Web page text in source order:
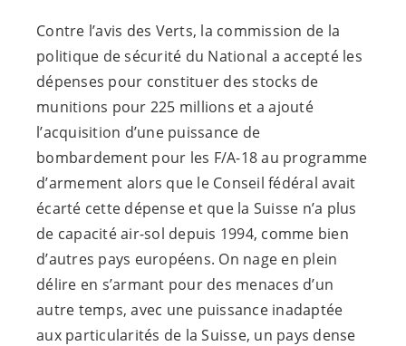
Contre l’avis des Verts, la commission de la
politique de sécurité du National a accepté les
dépenses pour constituer des stocks de
munitions pour 225 millions et a ajouté
l’acquisition d’une puissance de
bombardement pour les F/A-18 au programme
d’armement alors que le Conseil fédéral avait
écarté cette dépense et que la Suisse n’a plus
de capacité air-sol depuis 1994, comme bien
d’autres pays européens. On nage en plein
délire en s’armant pour des menaces d’un
autre temps, avec une puissance inadaptée
aux particularités de la Suisse, un pays dense